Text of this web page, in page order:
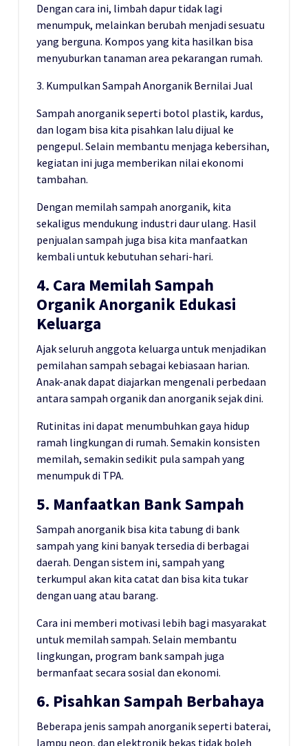
Dengan cara ini, limbah dapur tidak lagi
menumpuk, melainkan berubah menjadi sesuatu
yang berguna. Kompos yang kita hasilkan bisa
menyuburkan tanaman area pekarangan rumah.
3. Kumpulkan Sampah Anorganik Bernilai Jual
Sampah anorganik seperti botol plastik, kardus,
dan logam bisa kita pisahkan lalu dijual ke
pengepul. Selain membantu menjaga kebersihan,
kegiatan ini juga memberikan nilai ekonomi
tambahan.
Dengan memilah sampah anorganik, kita
sekaligus mendukung industri daur ulang. Hasil
penjualan sampah juga bisa kita manfaatkan
kembali untuk kebutuhan sehari-hari.
4. Cara Memilah Sampah
Organik Anorganik Edukasi
Keluarga
Ajak seluruh anggota keluarga untuk menjadikan
pemilahan sampah sebagai kebiasaan harian.
Anak-anak dapat diajarkan mengenali perbedaan
antara sampah organik dan anorganik sejak dini.
Rutinitas ini dapat menumbuhkan gaya hidup
ramah lingkungan di rumah. Semakin konsisten
memilah, semakin sedikit pula sampah yang
menumpuk di TPA.
5. Manfaatkan Bank Sampah
Sampah anorganik bisa kita tabung di bank
sampah yang kini banyak tersedia di berbagai
daerah. Dengan sistem ini, sampah yang
terkumpul akan kita catat dan bisa kita tukar
dengan uang atau barang.
Cara ini memberi motivasi lebih bagi masyarakat
untuk memilah sampah. Selain membantu
lingkungan, program bank sampah juga
bermanfaat secara sosial dan ekonomi.
6. Pisahkan Sampah Berbahaya
Beberapa jenis sampah anorganik seperti baterai,
lampu neon, dan elektronik bekas tidak boleh